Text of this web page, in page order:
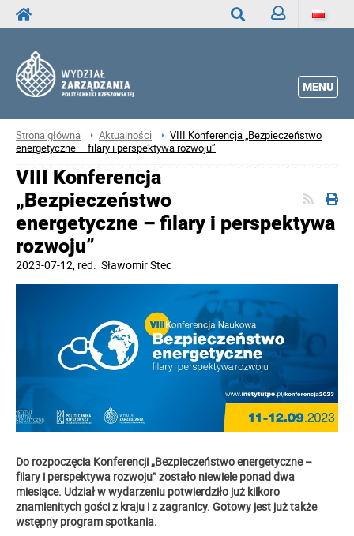
MENU
Strona główna Aktualności
VIII Konferencja „Bezpieczeństwo
energetyczne – filary i perspektywa rozwoju”
VIII Konferencja
„Bezpieczeństwo
energetyczne – filary i perspektywa
rozwoju”
2023-07-12, red. Sławomir Stec
Do rozpoczęcia Konferencji „Bezpieczeństwo energetyczne –
filary i perspektywa rozwoju” zostało niewiele ponad dwa
miesiące. Udział w wydarzeniu potwierdziło już kilkoro
znamienitych gości z kraju i z zagranicy. Gotowy jest już także
wstępny program spotkania.